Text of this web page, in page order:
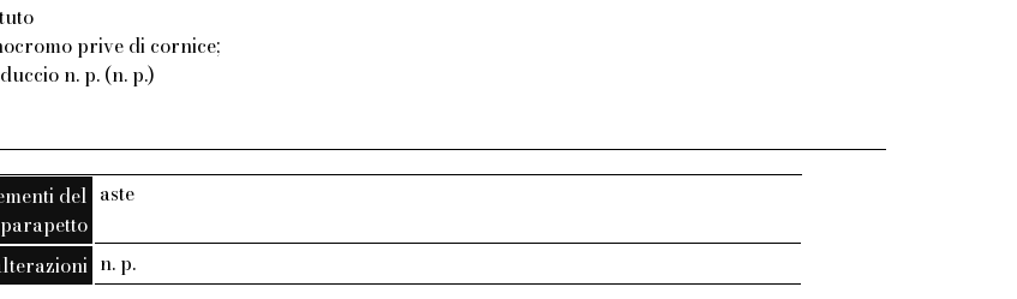
prive di cornice;
n. p. (n. p.)
del
parapetto
aste
n. p.